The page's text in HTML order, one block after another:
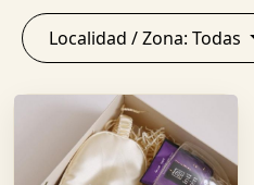
Localidad / Zona: Todas